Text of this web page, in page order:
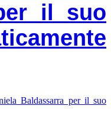
il suo